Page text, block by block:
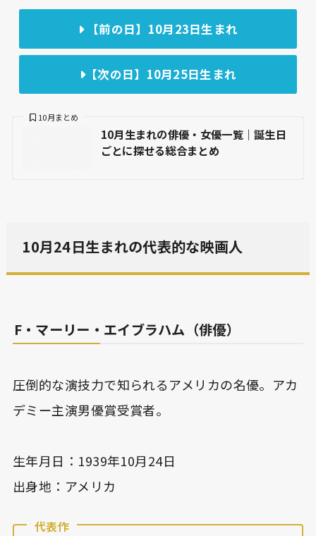
【前の日】10月23日生まれ
【次の日】10月25日生まれ
10月生まれの俳優・女優一覧｜誕生日
ごとに探せる総合まとめ
10月まとめ
10月24日生まれの代表的な映画人
F・マーリー・エイブラハム（俳優）
圧倒的な演技力で知られるアメリカの名優。アカ
デミー主演男優賞受賞者。
生年月日：1939年10月24日
出身地：アメリカ
代表作